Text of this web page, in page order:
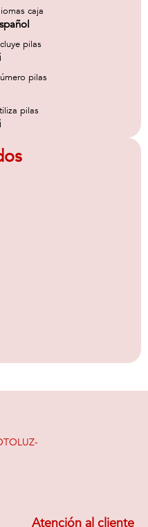
caja
pilas
pilas
pilas
Atención al cliente